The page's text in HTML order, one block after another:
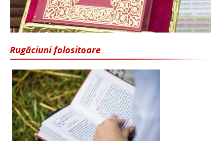
Rugăciuni folositoare